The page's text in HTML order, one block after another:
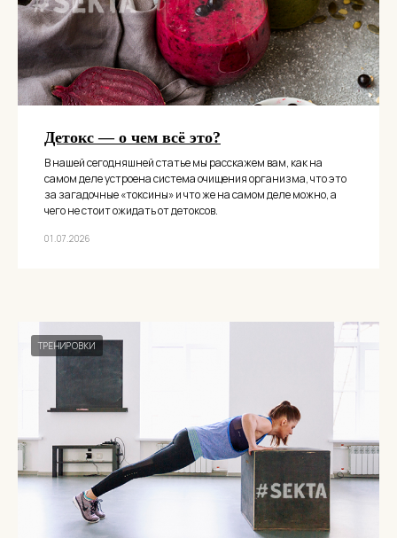
Детокс — о чем всё это?
В нашей сегодняшней статье мы расскажем вам, как на
самом деле устроена система очищения организма, что это
за загадочные «токсины» и что же на самом деле можно, а
чего не стоит ожидать от детоксов.
01.07.2026
ТРЕНИРОВКИ